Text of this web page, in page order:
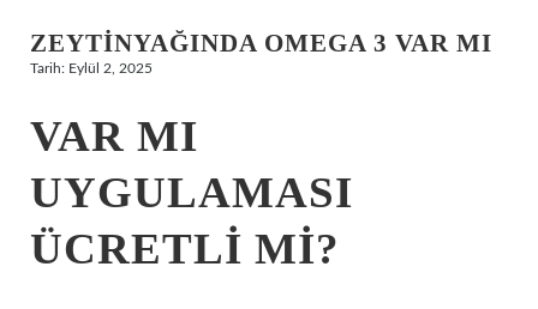
Hakkımızda
ZEYTINYAĞINDA OMEGA 3 VAR MI
Tarih: Eylül 2, 2025
VAR MI
UYGULAMASI
ÜCRETLI MI?